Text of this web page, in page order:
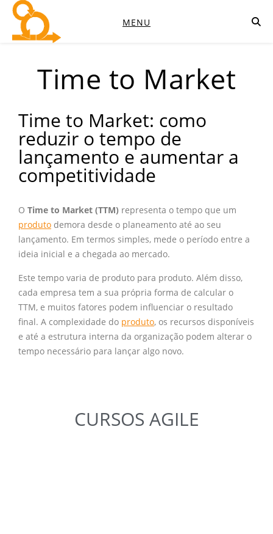
MENU
Time to Market
Time to Market: como
reduzir o tempo de
lançamento e aumentar a
competitividade
O Time to Market (TTM) representa o tempo que um
produto demora desde o planeamento até ao seu
lançamento. Em termos simples, mede o período entre a
ideia inicial e a chegada ao mercado.
Este tempo varia de produto para produto. Além disso,
cada empresa tem a sua própria forma de calcular o
TTM, e muitos fatores podem influenciar o resultado
final. A complexidade do produto, os recursos disponíveis
e até a estrutura interna da organização podem alterar o
tempo necessário para lançar algo novo.
CURSOS AGILE